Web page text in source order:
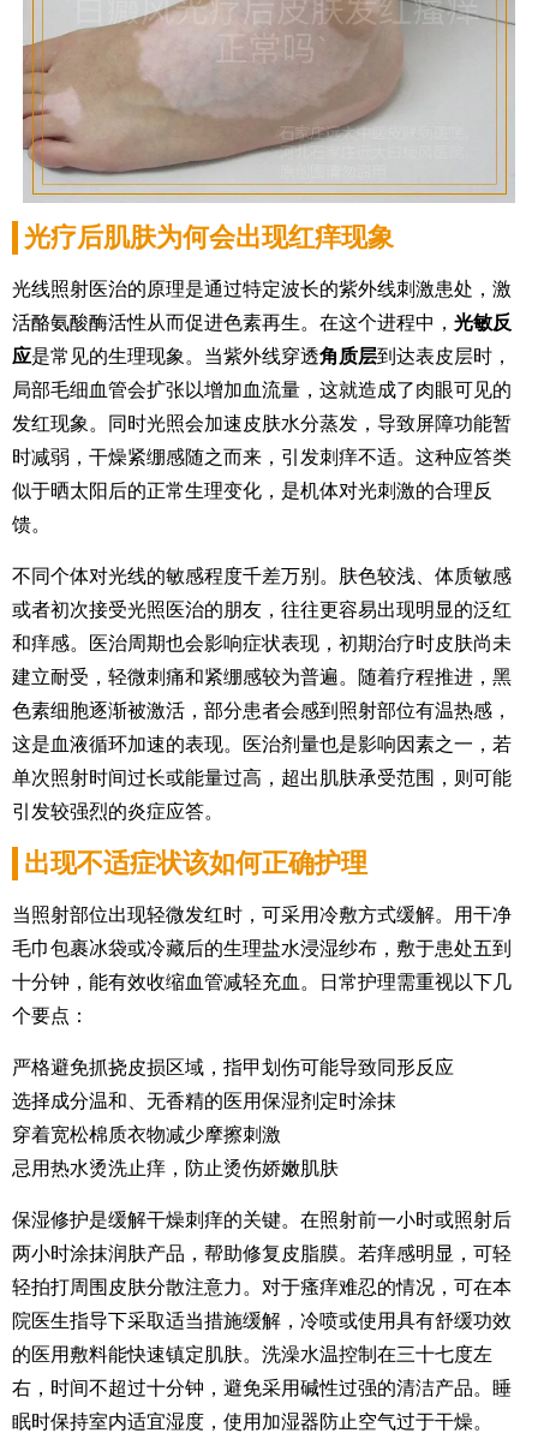
光疗后肌肤为何会出现红痒现象
光线照射医治的原理是通过特定波长的紫外线刺激患处，激
活酪氨酸酶活性从而促进色素再生。在这个进程中， 光敏反
应是常见的生理现象。当紫外线穿透角质层到达表皮层时，
局部毛细血管会扩张以增加血流量，这就造成了肉眼可见的
发红现象。同时光照会加速皮肤水分蒸发，导致屏障功能暂
时减弱，干燥紧绷感随之而来，引发刺痒不适。这种应答类
似于晒太阳后的正常生理变化，是机体对光刺激的合理反
馈。
不同个体对光线的敏感程度千差万别。肤色较浅、体质敏感
或者初次接受光照医治的朋友，往往更容易出现明显的泛红
和痒感。医治周期也会影响症状表现，初期治疗时皮肤尚未
建立耐受，轻微刺痛和紧绷感较为普遍。随着疗程推进，黑
色素细胞逐渐被激活，部分患者会感到照射部位有温热感，
这是血液循环加速的表现。医治剂量也是影响因素之一，若
单次照射时间过长或能量过高，超出肌肤承受范围，则可能
引发较强烈的炎症应答。
出现不适症状该如何正确护理
当照射部位出现轻微发红时，可采用冷敷方式缓解。用干净
毛巾包裹冰袋或冷藏后的生理盐水浸湿纱布，敷于患处五到
十分钟，能有效收缩血管减轻充血。日常护理需重视以下几
个要点：
严格避免抓挠皮损区域，指甲划伤可能导致同形反应
选择成分温和、无香精的医用保湿剂定时涂抹
穿着宽松棉质衣物减少摩擦刺激
忌用热水烫洗止痒，防止烫伤娇嫩肌肤
保湿修护是缓解干燥刺痒的关键。在照射前一小时或照射后
两小时涂抹润肤产品，帮助修复皮脂膜。若痒感明显，可轻
轻拍打周围皮肤分散注意力。对于瘙痒难忍的情况，可在本
院医生指导下采取适当措施缓解，冷喷或使用具有舒缓功效
的医用敷料能快速镇定肌肤。洗澡水温控制在三十七度左
右，时间不超过十分钟，避免采用碱性过强的清洁产品。睡
眠时保持室内适宜湿度，使用加湿器防止空气过于干燥。